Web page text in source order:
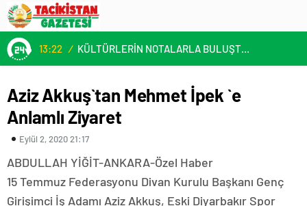
13:22 / KÜLTÜRLERİN NOTALARLA BULUŞTUĞU YER: MİMOZA’M KAFE’DE DOSTLUK RÜZGARI!
Aziz Akkuş`tan Mehmet İpek `e
Anlamlı Ziyaret
Eylül 2, 2020 21:17
ABDULLAH YİĞİT-ANKARA-Özel Haber
15 Temmuz Federasyonu Divan Kurulu Başkanı Genç
Girişimci İş Adamı Aziz Akkuş, Eski Diyarbakır Spor